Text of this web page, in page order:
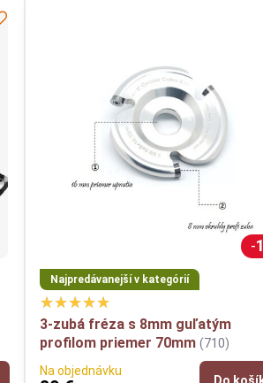
Najpredávanejší v kategórií
3-zubá fréza s 8mm guľatým
profilom priemer 70mm (710)
Na objednávku
Do